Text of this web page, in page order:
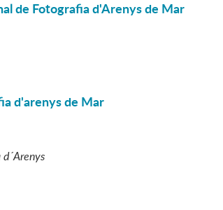
de Fotografia d'Arenys de Mar
d'arenys de Mar